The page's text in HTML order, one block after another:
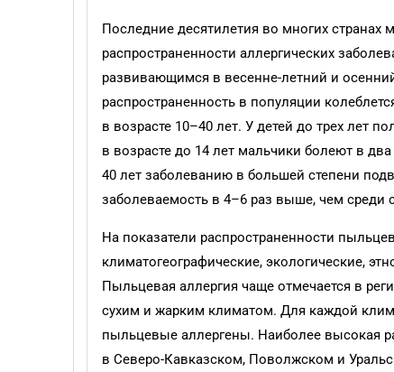
Последние десятилетия во многих странах
распространенности аллергических
развивающимся в весенне-летний и
распространенность в популяции
в возрасте 10–40 лет. У детей до трех лет
в возрасте до 14 лет мальчики болеют в
40 лет заболеванию в большей степени
заболеваемость в 4–6 раз выше, чем среди
На показатели распространенности
климатогеографические, экологические,
Пыльцевая аллергия чаще отмечается в
сухим и жарким климатом. Для каждой
пыльцевые аллергены. Наиболее высокая
в Северо-Кавказском, Поволжском и